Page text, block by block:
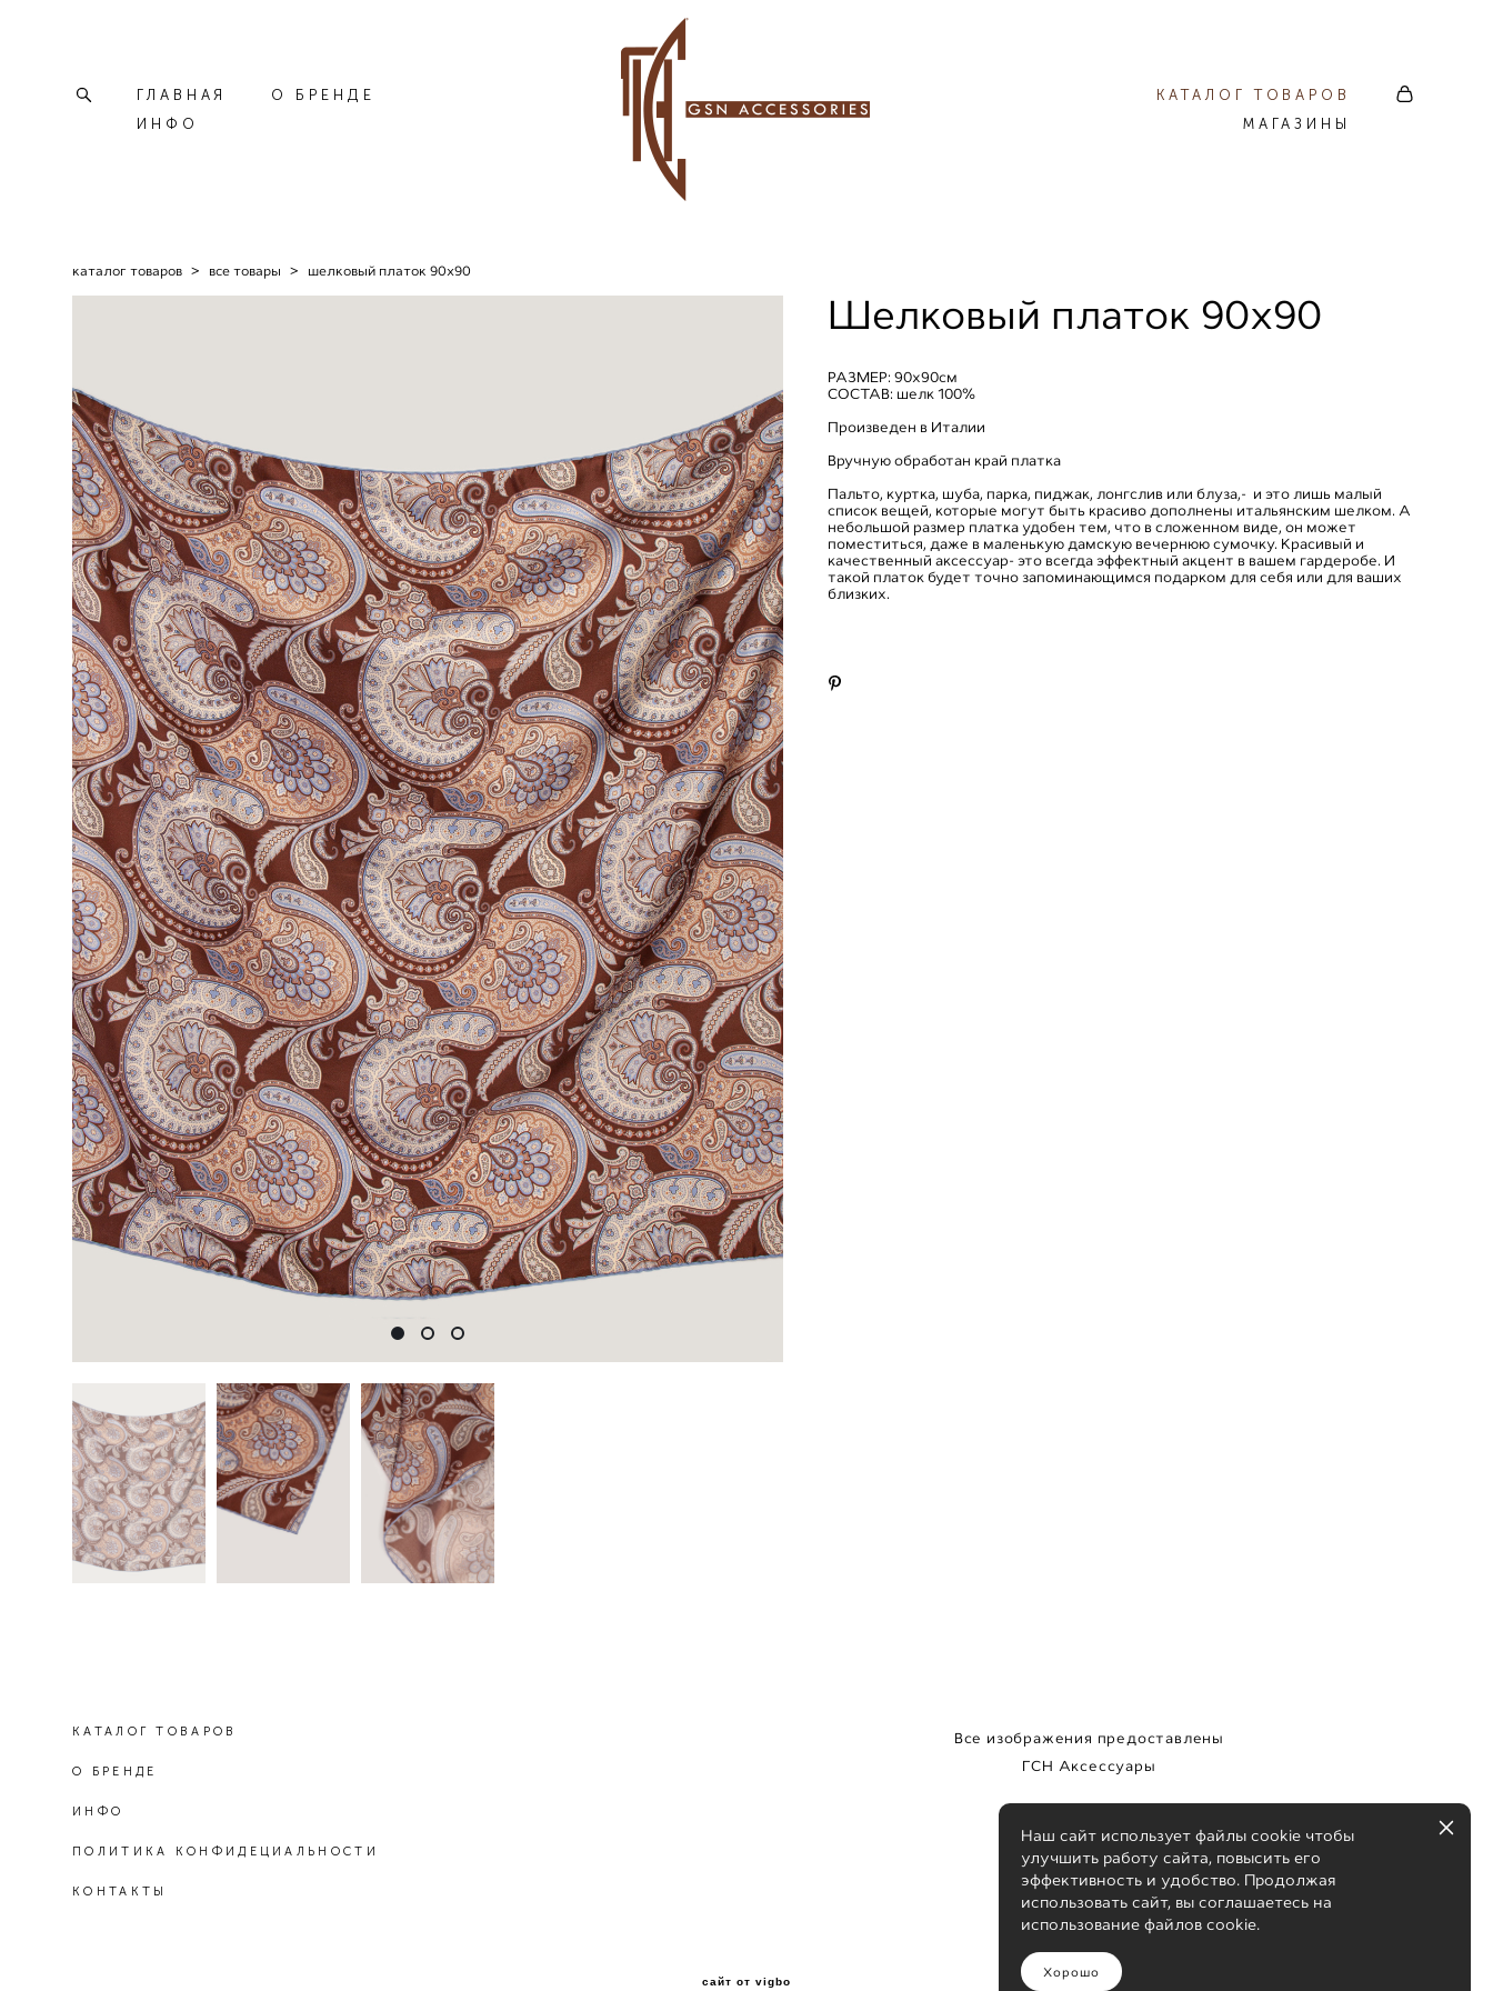
ГЛАВНАЯ
О БРЕНДЕ
ИНФО
КАТАЛОГ ТОВАРОВ
МАГАЗИНЫ
каталог товаров > все товары > шелковый платок 90х90
Шелковый платок 90х90
РАЗМЕР: 90х90см
СОСТАВ: шелк 100%
Произведен в Италии
Вручную обработан край платка
Пальто, куртка, шуба, парка, пиджак, лонгслив или блуза,- и это лишь малый
список вещей, которые могут быть красиво дополнены итальянским шелком. А
небольшой размер платка удобен тем, что в сложенном виде, он может
поместиться, даже в маленькую дамскую вечернюю сумочку. Красивый и
качественный аксессуар- это всегда эффектный акцент в вашем гардеробе. И
такой платок будет точно запоминающимся подарком для себя или для ваших
близких.
КАТАЛОГ ТОВАРОВ
О БРЕНДЕ
ИНФО
ПОЛИТИКА КОНФИДЕЦИАЛЬНОСТИ
КОНТАКТЫ
Все изображения предоставлены
ГСН Аксессуары
сайт от vigbo
Наш сайт использует файлы cookie чтобы
улучшить работу сайта, повысить его
эффективность и удобство. Продолжая
использовать сайт, вы соглашаетесь на
использование файлов cookie.
Хорошо